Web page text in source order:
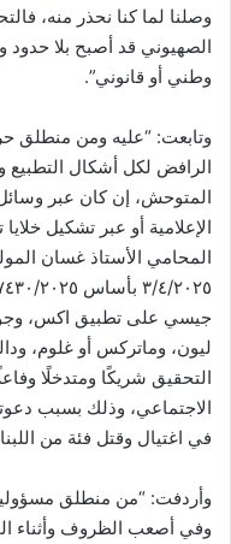
وصلنا لما كنا نحذر منه،
الصهيوني قد أصبح بلا حدود
وطني أو قانوني”.
وتابعت: “عليه ومن منطلق
الرافض لكل أشكال التطبيع
المتوحش، إن كان عبر
الإعلامية أو عبر تشكيل
المحامي الأستاذ غسان
جيسي على تطبيق اكس،
ليون، وماتركس أو غلوم،
التحقيق شريكًا ومتدخلًا
الاجتماعي، وذلك بسبب
في اغتيال وقتل فئة من
وأردفت: “من منطلق
وفي أصعب الظروف وأثناء